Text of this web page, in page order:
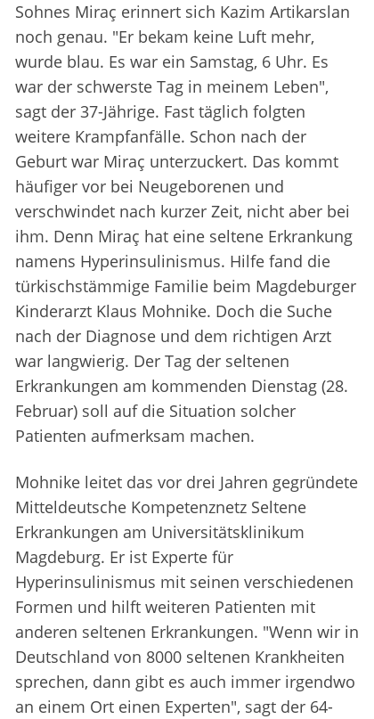
Sohnes Miraç erinnert sich Kazim Artikarslan
noch genau. "Er bekam keine Luft mehr,
wurde blau. Es war ein Samstag, 6 Uhr. Es
war der schwerste Tag in meinem Leben",
sagt der 37-Jährige. Fast täglich folgten
weitere Krampfanfälle. Schon nach der
Geburt war Miraç unterzuckert. Das kommt
häufiger vor bei Neugeborenen und
verschwindet nach kurzer Zeit, nicht aber bei
ihm. Denn Miraç hat eine seltene Erkrankung
namens Hyperinsulinismus. Hilfe fand die
türkischstämmige Familie beim Magdeburger
Kinderarzt Klaus Mohnike. Doch die Suche
nach der Diagnose und dem richtigen Arzt
war langwierig. Der Tag der seltenen
Erkrankungen am kommenden Dienstag (28.
Februar) soll auf die Situation solcher
Patienten aufmerksam machen.
Mohnike leitet das vor drei Jahren gegründete
Mitteldeutsche Kompetenznetz Seltene
Erkrankungen am Universitätsklinikum
Magdeburg. Er ist Experte für
Hyperinsulinismus mit seinen verschiedenen
Formen und hilft weiteren Patienten mit
anderen seltenen Erkrankungen. "Wenn wir in
Deutschland von 8000 seltenen Krankheiten
sprechen, dann gibt es auch immer irgendwo
an einem Ort einen Experten", sagt der 64-